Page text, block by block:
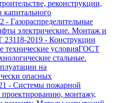
реконструкции,
капитального
- Газораспределительные
электрические. Монтаж и
2019 - Конструкции
технические условияГОСТ
стальные.
на
опасных
- Системы пожарной
проектированию, монтажу,